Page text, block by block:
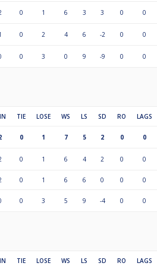
0 1 6 3 3 0 0
0 2 4 6 -2 0 0
0 3 0 9 -9 0 0
TIE LOSE WS LS SD RO LAGS
0 1 7 5 2 0 0
0 1 6 4 2 0 0
0 1 6 6 0 0 0
0 3 5 9 -4 0 0
TIE LOSE WS LS SD RO LAGS